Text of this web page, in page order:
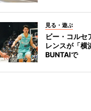
見る・遊ぶ
ビー・コルセ
レンスが「
BUNTAIで